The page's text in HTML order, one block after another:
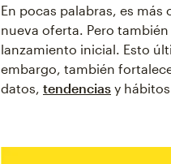
En pocas palabras, es
nueva oferta. Pero
lanzamiento inicial. Esto
embargo, también
datos, tendencias y